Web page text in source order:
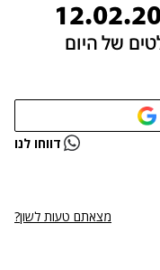
של היום
דווחו לנו
מצאתם טעות לשון?